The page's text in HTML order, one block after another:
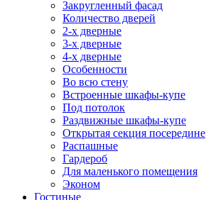
Закругленный фасад
Количество дверей
2-х дверные
3-х дверные
4-х дверные
Особенности
Во всю стену
Встроенные шкафы-купе
Под потолок
Раздвижные шкафы-купе
Открытая секция посередине
Распашные
Гардероб
Для маленького помещения
Эконом
Гостиные